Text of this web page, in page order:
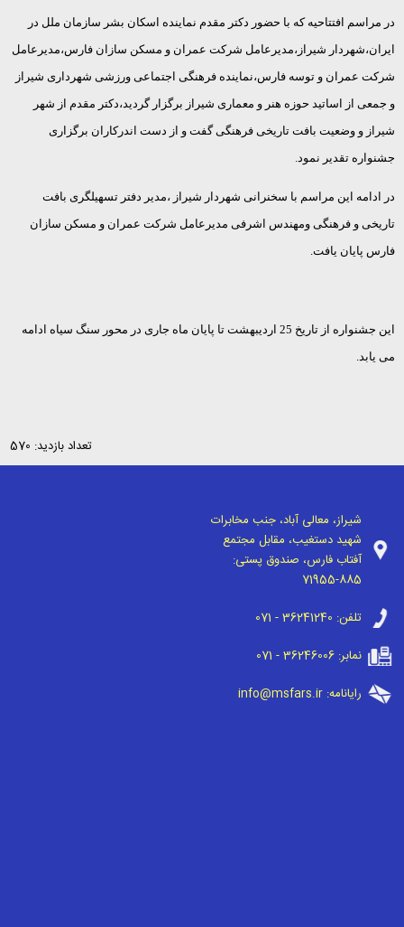
در مراسم افتتاحیه که با حضور دکتر مقدم نماینده اسکان بشر سازمان ملل در
ایران،شهردار شیراز،مدیرعامل شرکت عمران و مسکن سازان فارس،مدیرعامل
شرکت عمران و توسه فارس،نماینده فرهنگی اجتماعی ورزشی شهرداری شیراز
و جمعی از اساتید حوزه هنر و معماری شیراز برگزار گردید،دکتر مقدم از شهر
شیراز و وضعیت بافت تاریخی فرهنگی گفت و از دست اندرکاران برگزاری
جشنواره تقدیر نمود.
در ادامه این مراسم با سخنرانی شهردار شیراز ،مدیر دفتر تسهیلگری بافت
تاریخی و فرهنگی ومهندس اشرفی مدیرعامل شرکت عمران و مسکن سازان
فارس پایان یافت.
این جشنواره از تاریخ 25 اردیبهشت تا پایان ماه جاری در محور سنگ سیاه ادامه
می یابد.
تعداد بازدید: 570
شیراز، معالی آباد، جنب مخابرات
شهید دستغیب، مقابل مجتمع
آفتاب فارس، صندوق پستی:
71955-885
تلفن: 071 - 36241240
نمابر:071 - 36246006
رایانامه:info@msfars.ir